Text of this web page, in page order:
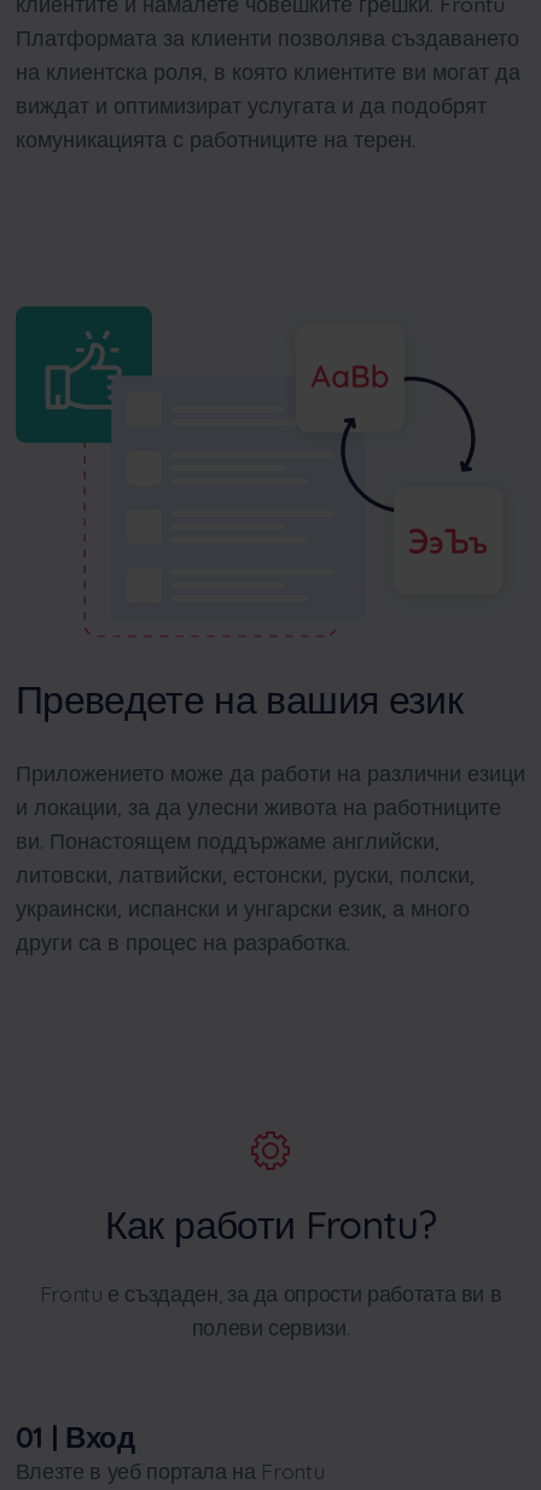
Платформата за клиенти позволява създаването
на клиентска роля, в която клиентите ви могат да
виждат и оптимизират услугата и да подобрят
комуникацията с работниците на терен.
Преведете на вашия език
Приложението може да работи на различни езици
и локации, за да улесни живота на работниците
ви. Понастоящем поддържаме английски,
литовски, латвийски, естонски, руски, полски,
украински, испански и унгарски език, а много
други са в процес на разработка.
Как работи Frontu?
Frontu е създаден, за да опрости работата ви в
полеви сервизи.
01 | Вход
Влезте в уеб портала на Frontu